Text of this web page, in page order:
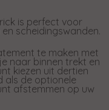
is perfect voor
scheidingswanden.
te maken met
naar binnen trekt en
kiezen uit dertien
als de optionele
afstemmen op uw